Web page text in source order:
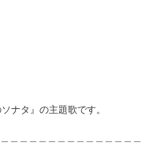
ナタ』の主題歌です。